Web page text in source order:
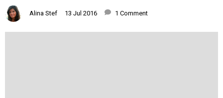
Alina Stef 13 Jul 2016 1 Comment